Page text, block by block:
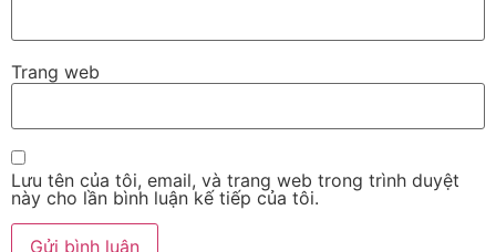
Trang web
Lưu tên của tôi, email, và trang web trong trình duyệt
này cho lần bình luận kế tiếp của tôi.